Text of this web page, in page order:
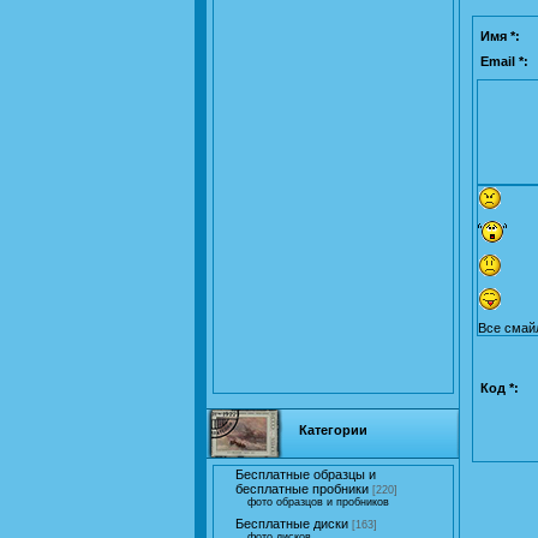
Категории
Бесплатные образцы и
бесплатные пробники [220]
фото образцов и пробников
Бесплатные диски [163]
Имя *:
Email *:
Все
Код *: